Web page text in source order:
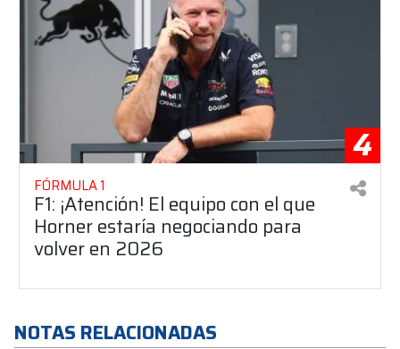
4
FÓRMULA 1
F1: ¡Atención! El equipo con el que
Horner estaría negociando para
volver en 2026
NOTAS RELACIONADAS